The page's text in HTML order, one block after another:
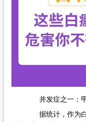
并发症之一：甲
据统计，作为白